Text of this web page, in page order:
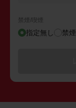
禁煙/喫煙
指定無し 禁煙